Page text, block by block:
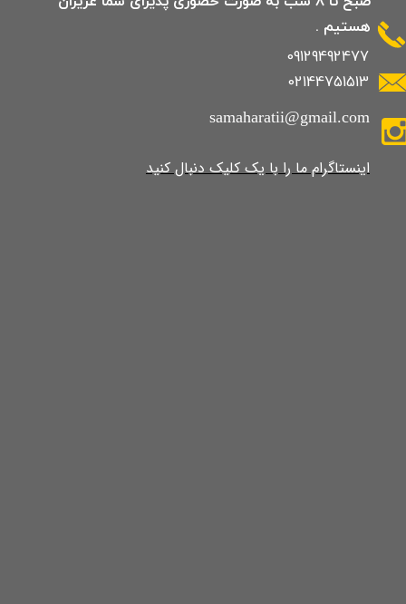
09129492477
02144751513
هستیم .
samaharatii@gmail.com
​​​​​​​​​اینستاگرام ما را با یک کلیک دنبال کنید